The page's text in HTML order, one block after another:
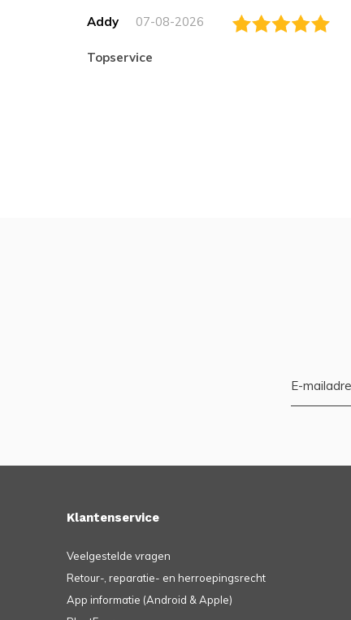
Addy 07-08-2026
topservice
Klantenservice
Veelgestelde vragen
Retour-, reparatie- en herroepingsrecht
App informatie (Android & Apple)